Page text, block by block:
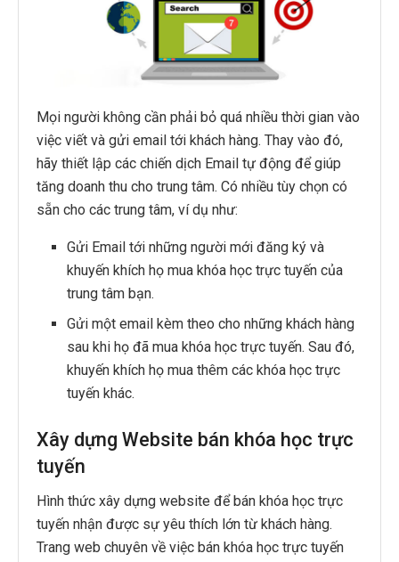
Mọi người không cần phải bỏ quá nhiều thời gian vào
việc viết và gửi email tới khách hàng. Thay vào đó,
hãy thiết lập các chiến dịch Email tự động để giúp
tăng doanh thu cho trung tâm. Có nhiều tùy chọn có
sẵn cho các trung tâm, ví dụ như:
Gửi Email tới những người mới đăng ký và
khuyến khích họ mua khóa học trực tuyến của
trung tâm bạn.
Gửi một email kèm theo cho những khách hàng
sau khi họ đã mua khóa học trực tuyến. Sau đó,
khuyến khích họ mua thêm các khóa học trực
tuyến khác.
Xây dựng Website bán khóa học trực
tuyến
Hình thức xây dựng website để bán khóa học trực
tuyến nhận được sự yêu thích lớn từ khách hàng.
Trang web chuyên về việc bán khóa học trực tuyến